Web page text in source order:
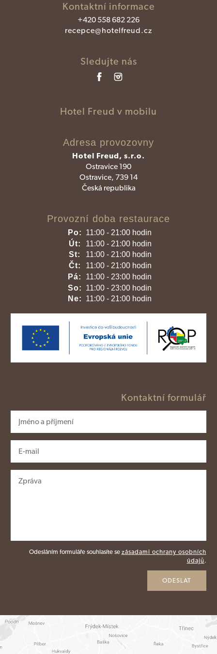
Kontaktní informace
+420 558 682 226
recepce@hotelfreud.cz
Sledujte nás
Hotel Freud v mobilu
Adresa provozovny
Hotel Freud, s.r.o.
Ostravice 190
Ostravice, 739 14
Česká republika
Provozní doba restaurace
Po:
11:00 - 21:00 hodin
Út:
11:00 - 21:00 hodin
St:
11:00 - 21:00 hodin
Čt:
11:00 - 21:00 hodin
Pá:
11:00 - 23:00 hodin
So:
11:00 - 23:00 hodin
Ne:
11:00 - 21:00 hodin
Kontaktní formulář
Odesláním formuláře souhlasíte se zásadami ochrany osobních
údajů .